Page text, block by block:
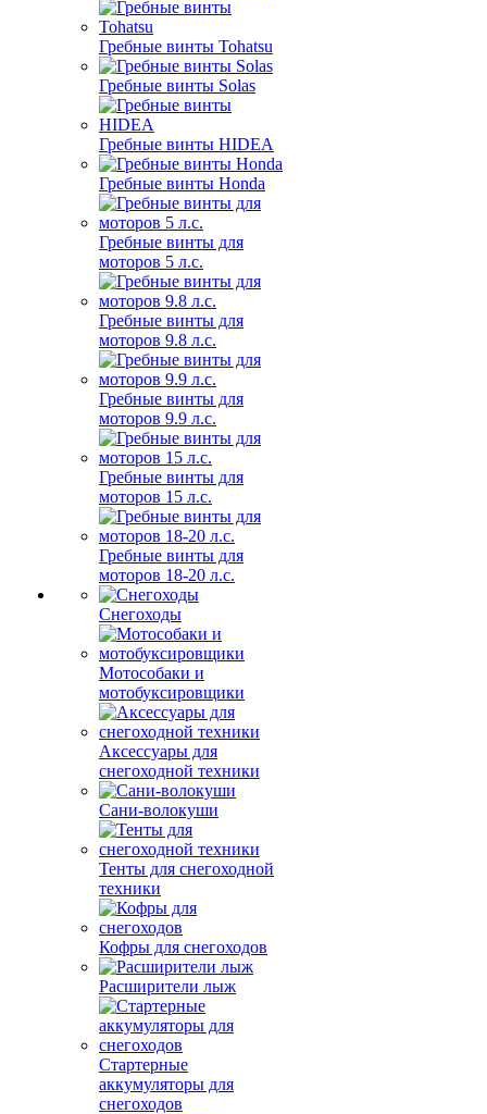
Гребные винты Tohatsu
Гребные винты Solas
Гребные винты HIDEA
Гребные винты Honda
Гребные винты для
моторов 5 л.с.
Гребные винты для
моторов 9.8 л.с.
Гребные винты для
моторов 9.9 л.с.
Гребные винты для
моторов 15 л.с.
Гребные винты для
моторов 18-20 л.с.
Снегоходы
Мотособаки и
мотобуксировщики
Аксессуары для
снегоходной техники
Сани-волокуши
Тенты для снегоходной
техники
Кофры для снегоходов
Расширители лыж
Стартерные
аккумуляторы для
снегоходов